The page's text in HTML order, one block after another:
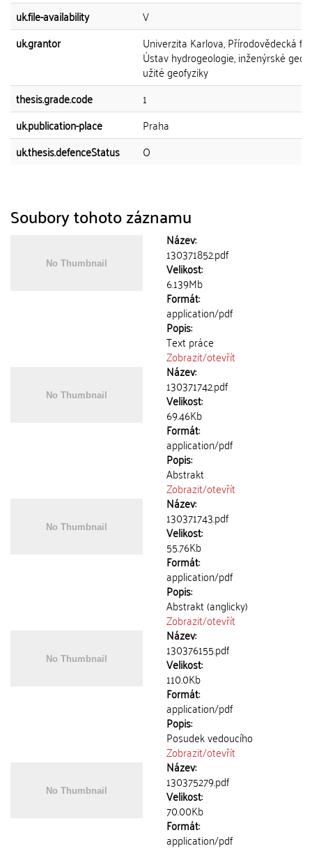
uk.file-availability
V
uk.grantor
Univerzita Karlova, Přírodovědecká
Ústav hydrogeologie, inženýrské
užité geofyziky
thesis.grade.code
1
uk.publication-place
Praha
uk.thesis.defenceStatus
O
Soubory tohoto záznamu
Název:
130371852.pdf
Velikost:
6.139Mb
Formát:
application/pdf
Popis:
Text práce
Zobrazit/otevřít
Název:
130371742.pdf
Velikost:
69.46Kb
Formát:
application/pdf
Popis:
Abstrakt
Zobrazit/otevřít
Název:
130371743.pdf
Velikost:
55.76Kb
Formát:
application/pdf
Popis:
Abstrakt (anglicky)
Zobrazit/otevřít
Název:
130376155.pdf
Velikost:
110.0Kb
Formát:
application/pdf
Popis:
Posudek vedoucího
Zobrazit/otevřít
Název:
130375279.pdf
Velikost:
70.00Kb
Formát:
application/pdf